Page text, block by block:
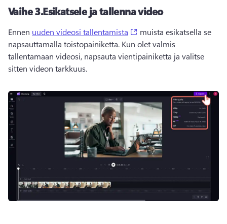
Vaihe 3.Esikatsele ja tallenna video
Ennen uuden videosi tallentamista (opens in a new tab)
muista esikatsella se
napsauttamalla toistopainiketta. Kun olet valmis
tallentamaan videosi, napsauta vientipainiketta ja valitse
sitten videon tarkkuus.